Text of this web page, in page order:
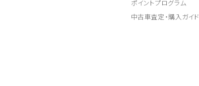
ポイントプログラム
中古車査定・購入ガイド